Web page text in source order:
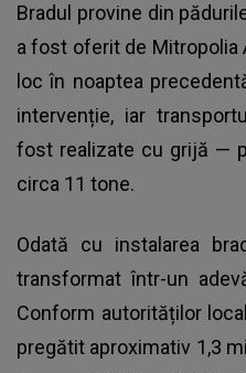
Bradul provine din
a fost oferit de Mitropolia
loc în noaptea
intervenție, iar
fost realizate cu grijă —
circa 11 tone.
Odată cu instalarea
transformat într-un
Conform autorităților
pregătit aproximativ 1,3